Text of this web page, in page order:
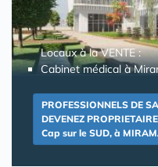
Locaux à la VENTE :
Cabinet médical à
PROFESSIONNELS DE
DEVENEZ
Cap sur le SUD, à